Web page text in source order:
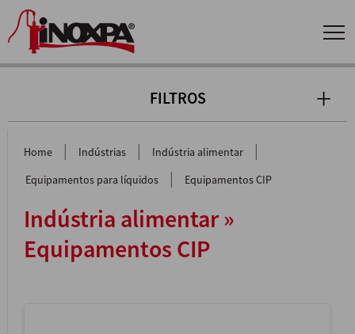
FILTROS
Home | Indústrias | Indústria alimentar |
Equipamentos para líquidos | Equipamentos CIP
Indústria alimentar »
Equipamentos CIP